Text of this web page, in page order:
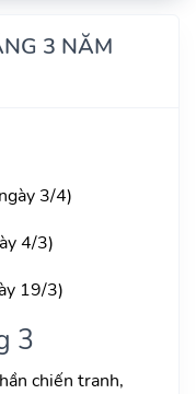
3 NĂM
3/4)
4/3)
19/3)
3
chiến tranh,